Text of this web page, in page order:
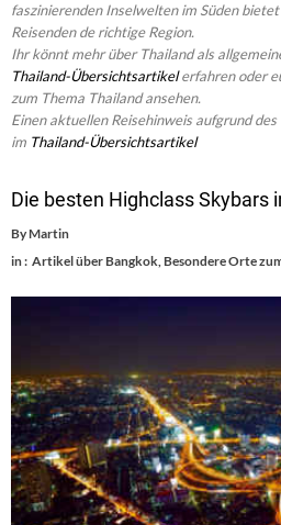
faszinierenden Inselwelten im Süden
Reisenden de richtige Region.
Ihr könnt mehr über Thailand als
Thailand-Übersichtsartikelerfahren oder
zum Thema Thailand ansehen.
Einen aktuellen Reisehinweis aufgrund
im Thailand-Übersichtsartikel
Die besten Highclass Skybars
ByMartin
in : Artikel über Bangkok,Besondere Orte